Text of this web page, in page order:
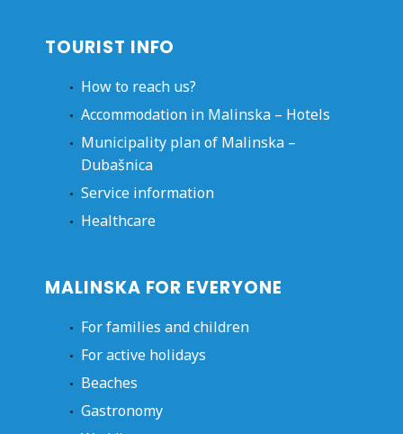
TOURIST INFO
How to reach us?
Accommodation in Malinska – Hotels
Municipality plan of Malinska –
Dubašnica
Service information
Healthcare
MALINSKA FOR EVERYONE
For families and children
For active holidays
Beaches
Gastronomy